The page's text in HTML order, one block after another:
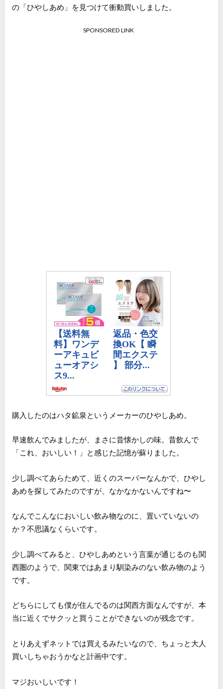
の「ひやしあめ」を見つけて衝動買いしました。
SPONSORED LINK
購入したのはハタ鉱泉というメーカーのひやしあめ。
早速飲んでみましたが、まさに昔懐かしの味。昔飲んで
「これ、おいしい！」と感じた記憶が蘇りました。
少し調べてあらためて、近くのスーパーなんかで、ひやし
あめを探してみたのですが、なかなかないんですね〜
なんでこんなにおいしい飲み物なのに、置いていないの
か？不思議なくらいです。
少し調べてみると、ひやしあめという言葉が通じるのも関
西圏のようで、関東ではあまり馴染みのない飲み物のよう
です。
どちらにしても僕が住んでるのは関西方面なんですが、本
当に近くでサクッと買うことができないのが残念です。
とりあえずネットでは買えるみたいなので、ちょっと大人
買いしちゃおうかなと計画中です。
マジおいしいです！